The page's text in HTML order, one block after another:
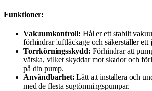
Funktioner:
Vakuumkontroll: Håller ett stabilt
förhindrar luftläckage och säkerställer ett
Torrkörningsskydd: Förhindrar att
vätska, vilket skyddar mot skador och
på din pump.
Användbarhet: Lätt att installera och
med de flesta sugtömningspumpar.